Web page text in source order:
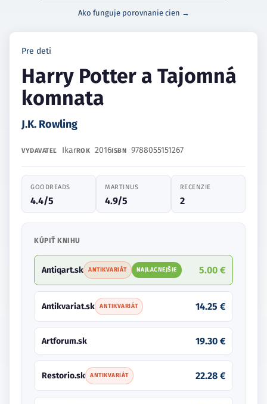
Ako funguje porovnanie cien →
Pre deti
Harry Potter a Tajomná
komnata
J.K. Rowling
VYDAVATEĽ IkarROK 2016ISBN 9788055151267
GOODREADS
4.4/5
MARTINUS
4.9/5
RECENZIE
2
KÚPIŤ KNIHU
Antiqart.sk ANTIKVARIÁT NAJLACNEJŠIE 5.00 €
Antikvariat.sk ANTIKVARIÁT 14.25 €
Artforum.sk 19.30 €
Restorio.sk ANTIKVARIÁT 22.28 €